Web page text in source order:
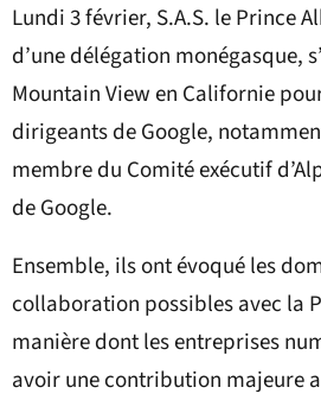
Lundi 3 février, S.A.S. le Prince
d’une délégation monégasque,
Mountain View en Californie
dirigeants de Google,
membre du Comité exécutif
de Google.
Ensemble, ils ont évoqué les
collaboration possibles avec la
manière dont les entreprises
avoir une contribution majeure